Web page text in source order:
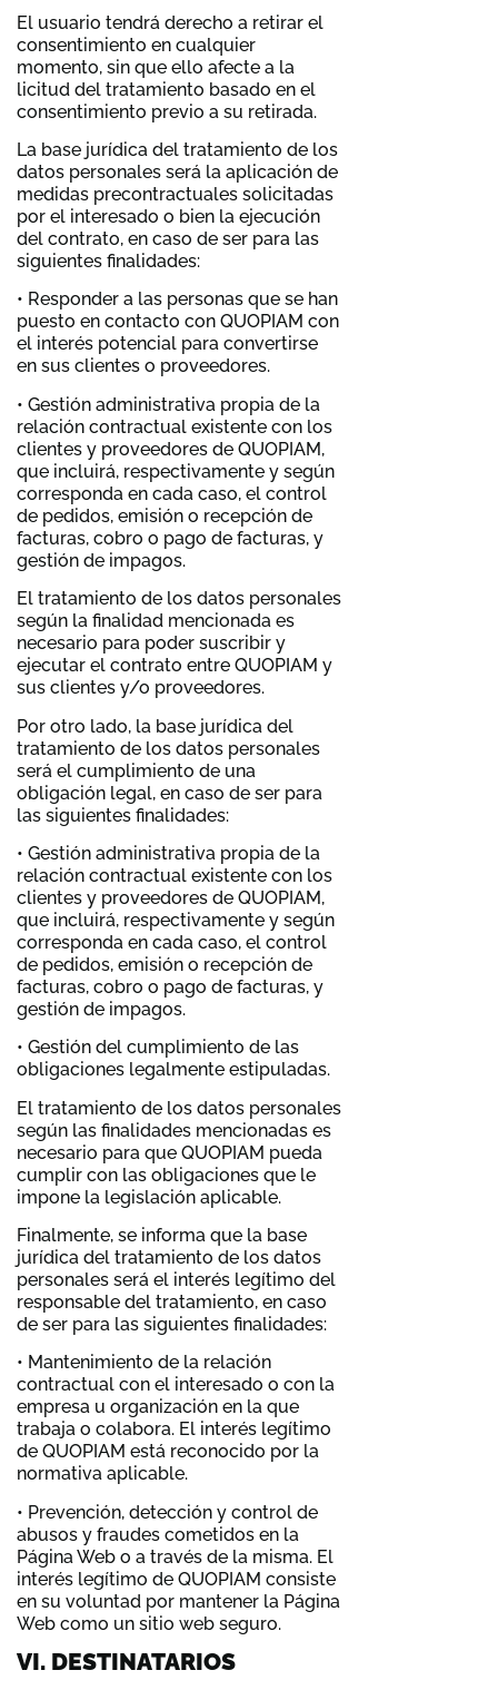
El usuario tendrá derecho a retirar el
consentimiento en cualquier
momento, sin que ello afecte a la
licitud del tratamiento basado en el
consentimiento previo a su retirada.
La base jurídica del tratamiento de los
datos personales será la aplicación de
medidas precontractuales solicitadas
por el interesado o bien la ejecución
del contrato, en caso de ser para las
siguientes finalidades:
• Responder a las personas que se han
puesto en contacto con QUOPIAM con
el interés potencial para convertirse
en sus clientes o proveedores.
• Gestión administrativa propia de la
relación contractual existente con los
clientes y proveedores de QUOPIAM,
que incluirá, respectivamente y según
corresponda en cada caso, el control
de pedidos, emisión o recepción de
facturas, cobro o pago de facturas, y
gestión de impagos.
El tratamiento de los datos personales
según la finalidad mencionada es
necesario para poder suscribir y
ejecutar el contrato entre QUOPIAM y
sus clientes y/o proveedores.
Por otro lado, la base jurídica del
tratamiento de los datos personales
será el cumplimiento de una
obligación legal, en caso de ser para
las siguientes finalidades:
• Gestión administrativa propia de la
relación contractual existente con los
clientes y proveedores de QUOPIAM,
que incluirá, respectivamente y según
corresponda en cada caso, el control
de pedidos, emisión o recepción de
facturas, cobro o pago de facturas, y
gestión de impagos.
• Gestión del cumplimiento de las
obligaciones legalmente estipuladas.
El tratamiento de los datos personales
según las finalidades mencionadas es
necesario para que QUOPIAM pueda
cumplir con las obligaciones que le
impone la legislación aplicable.
Finalmente, se informa que la base
jurídica del tratamiento de los datos
personales será el interés legítimo del
responsable del tratamiento, en caso
de ser para las siguientes finalidades:
• Mantenimiento de la relación
contractual con el interesado o con la
empresa u organización en la que
trabaja o colabora. El interés legítimo
de QUOPIAM está reconocido por la
normativa aplicable.
• Prevención, detección y control de
abusos y fraudes cometidos en la
Página Web o a través de la misma. El
interés legítimo de QUOPIAM consiste
en su voluntad por mantener la Página
Web como un sitio web seguro.
VI. DESTINATARIOS